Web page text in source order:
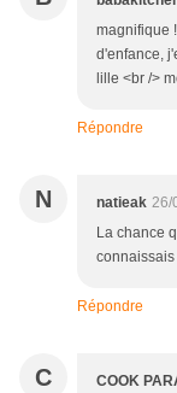
magnifique
d'enfance,
lille <br />
Répondre
N natieak 26/
La chance
Répondre
C COOK